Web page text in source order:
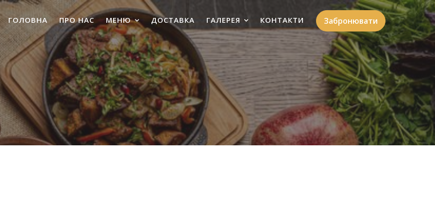
Забронювати
ГОЛОВНА ПРО НАС МЕНЮ ДОСТАВКА ГАЛЕРЕЯ КОНТАКТИ